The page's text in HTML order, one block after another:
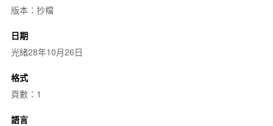
版本：抄檔
日期
光緒28年10月26日
格式
頁數：1
語言